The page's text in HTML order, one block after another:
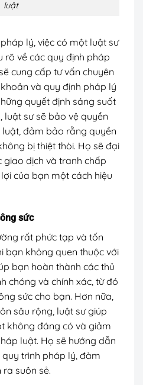
luật
lý, việc có một luật sư
rõ về các quy định pháp
cung cấp tư vấn chuyên
và quy định pháp lý
quyết định sáng suốt
luật sư sẽ bảo vệ quyền
đảm bảo rằng quyền
bị thiệt thòi. Họ sẽ đại
dịch và tranh chấp
của bạn một cách hiệu
sức
rất phức tạp và tốn
bạn không quen thuộc với
bạn hoàn thành các thủ
chóng và chính xác, từ đó
sức cho bạn. Hơn nữa,
sâu rộng, luật sư giúp
không đáng có và giảm
luật. Họ sẽ hướng dẫn
trình pháp lý, đảm
suôn sẻ.